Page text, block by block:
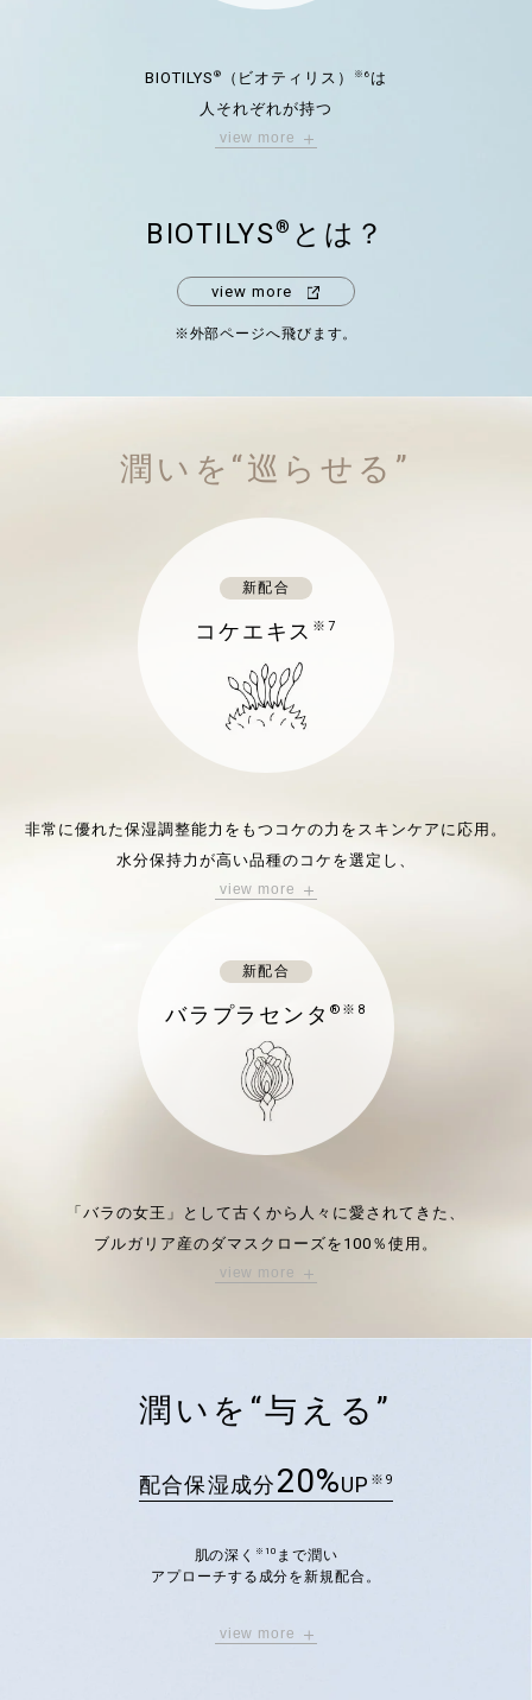
BIOTILYS ® （ビオティリス） ※6 は
人それぞれが持つ
肌の菌バランス（菌の種類、多様性、量）を整え、
肌の水分量をアップさせながら、
※6 乳酸桿菌培養溶解質
view more
BIOTILYS® とは？
view more
※外部ページへ飛びます。
潤いを“巡らせる”
新配合
コケエキス ※7
非常に優れた保湿調整能力をもつコケの力をスキンケアに応用。
水分保持力が高い品種のコケを選定し、
サステナブルな方法でエキスを抽出、配合。
水分が肌のすみずみまで行き渡り、蓄えられるように促します。
※7 ケトグルタル酸
view more
新配合
バラプラセンタ ®※8
「バラの女王」として古くから人々に愛されてきた、
ブルガリア産のダマスクローズを100％使用。
東京大学との共同研究により開発された成分で、
ふっくらと弾力のあるハリとツヤを与えます。
view more
潤いを“与える”
配合保湿成分20%UP ※9
肌の深く ※10 まで潤い
アプローチする成分を新規配合。
（ 新配合 ）view more